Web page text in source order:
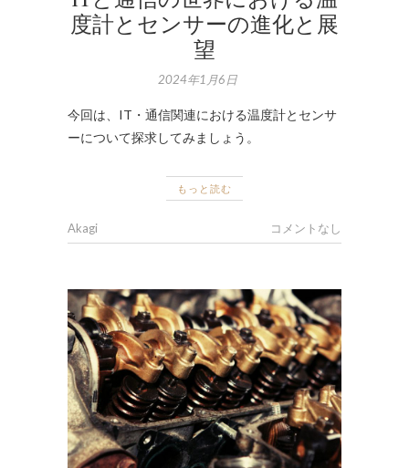
度計とセンサーの進化と展
望
2024年1月6日
今回は、IT・通信関連における温度計とセンサ
ーについて探求してみましょう。
もっと読む
Akagi コメントなし